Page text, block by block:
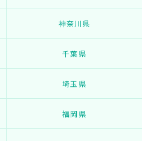
神奈川県
千葉県
埼玉県
福岡県